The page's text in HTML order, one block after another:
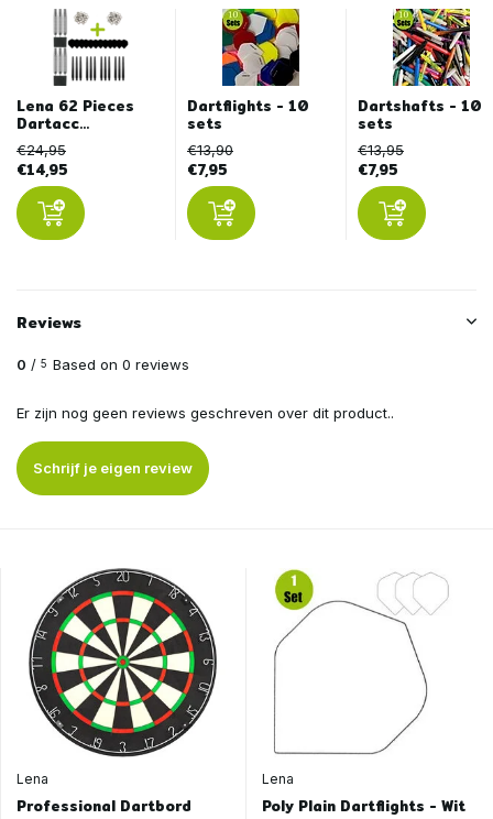
Lena 62 Pieces
Dartacc...
€24,95
€14,95
Dartflights - 10
sets
€13,90
€7,95
Dartshafts - 10
sets
€13,95
€7,95
Reviews
0 / 5 Based on 0 reviews
Er zijn nog geen reviews geschreven over dit product..
Schrijf je eigen review
Lena
Professional Dartbord
Lena
Poly Plain Dartflights - Wit